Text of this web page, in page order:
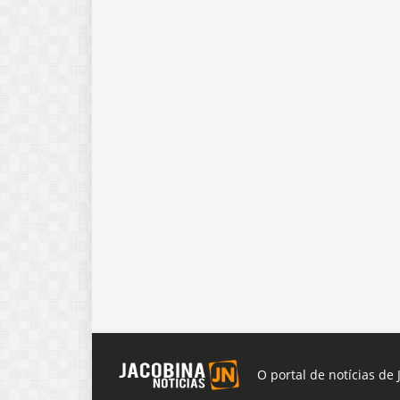
O portal de notícias de